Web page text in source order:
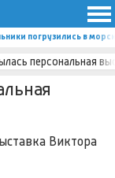
погрузились в
персональная